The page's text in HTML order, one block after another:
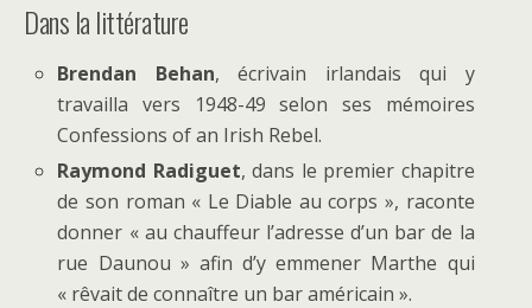
Dans la littérature
Brendan Behan, écrivain irlandais qui y
travailla vers 1948-49 selon ses mémoires
Confessions of an Irish Rebel.
Raymond Radiguet, dans le premier chapitre
de son roman « Le Diable au corps », raconte
donner « au chauffeur l’adresse d’un bar de la
rue Daunou » afin d’y emmener Marthe qui
« rêvait de connaître un bar américain ».